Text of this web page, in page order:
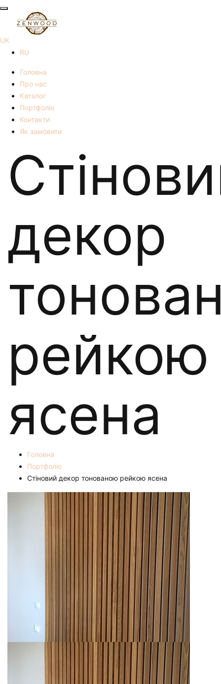
UK
RU
Головна
Про нас
Каталог
Портфоліо
Контакти
Як замовити
декор
рейкою
ясена
Головна
Портфоліо
Стіновий декор тонованою рейкою ясена